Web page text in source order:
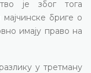
је због тога
бриге о
имају право на
у третману